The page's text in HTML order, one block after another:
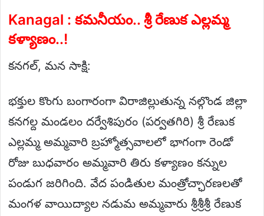
Kanagal : కమనీయం.. శ్రీ రేణుక ఎల్లమ్మ
కళ్యాణం..!
కనగల్, మన సాక్షి:
భక్తుల కొంగు బంగారంగా విరాజిల్లుతున్న నల్గొండ జిల్లా
కనగల్ద మండలం దర్వేశిపురం (పర్వతగిరి) శ్రీ రేణుక
ఎల్లమ్మ అమ్మవారి బ్రహ్మోత్సవాలలో భాగంగా రెండో
రోజు బుధవారం అమ్మవారి తిరు కళ్యాణం కన్నుల
పండుగ జరిగింది. వేద పండితుల మంత్రోచ్ఛారణలతో
మంగళ వాయిద్యాల నడుమ అమ్మవారు శ్రీశ్రీశ్రీ రేణుక